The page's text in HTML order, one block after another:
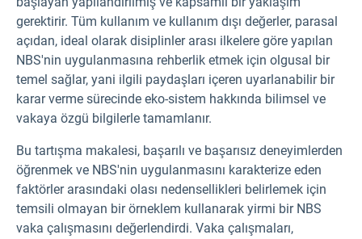
gerektirir. Tüm kullanım ve kullanım dışı değerler, parasal
açıdan, ideal olarak disiplinler arası ilkelere göre yapılan
NBS'nin uygulanmasına rehberlik etmek için olgusal bir
temel sağlar, yani ilgili paydaşları içeren uyarlanabilir bir
karar verme sürecinde eko-sistem hakkında bilimsel ve
vakaya özgü bilgilerle tamamlanır.
Bu tartışma makalesi, başarılı ve başarısız deneyimlerden
öğrenmek ve NBS'nin uygulanmasını karakterize eden
faktörler arasındaki olası nedensellikleri belirlemek için
temsili olmayan bir örneklem kullanarak yirmi bir NBS
vaka çalışmasını değerlendirdi. Vaka çalışmaları,